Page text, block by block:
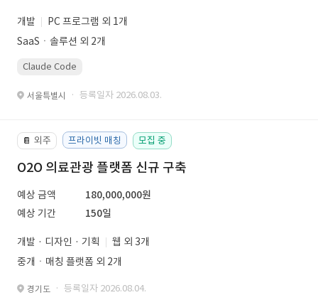
개발
PC 프로그램 외 1개
SaaSㆍ솔루션 외 2개
Claude Code
서울특별시 · 등록일자 2026.08.03.
📔 외주 프라이빗 매칭 모집 중
O2O 의료관광 플랫폼 신규 구축
예상 금액
180,000,000원
예상 기간
150일
개발 · 디자인 · 기획
웹 외 3개
중개ㆍ매칭 플랫폼 외 2개
경기도 · 등록일자 2026.08.04.